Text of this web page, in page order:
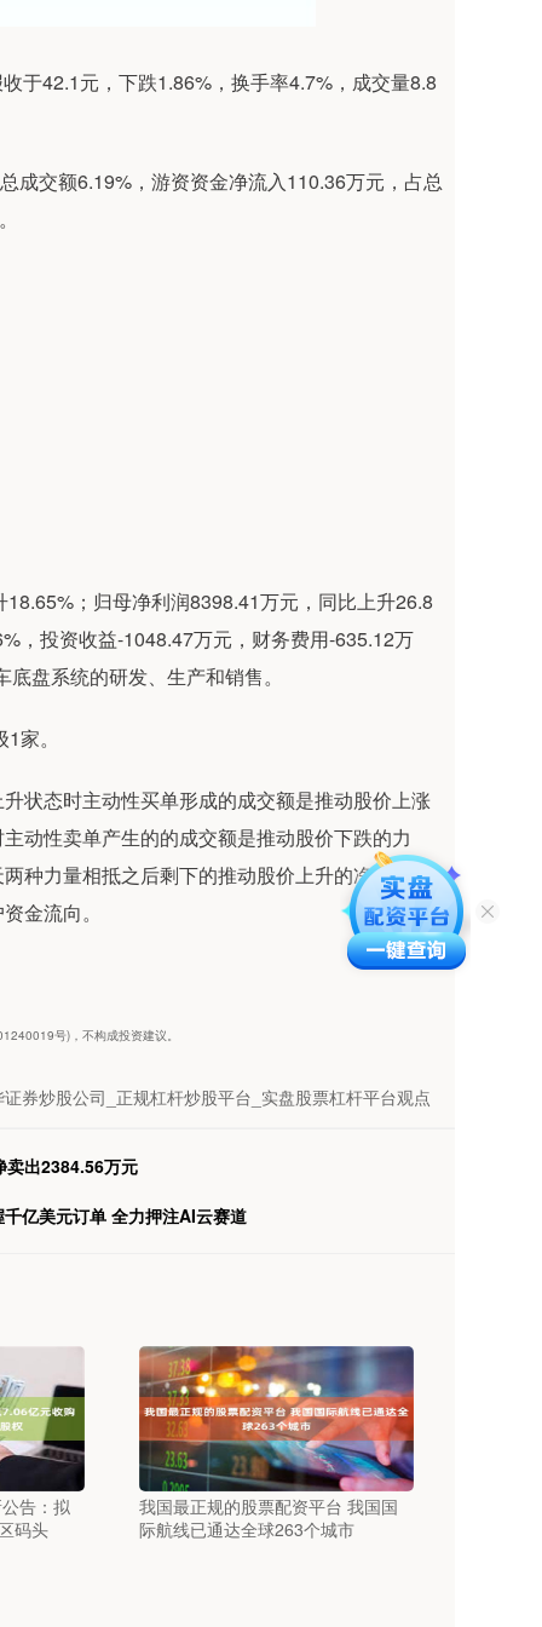
于42.1元，下跌1.86%，换手率4.7%，成交量8.8
成交额6.19%，游资资金净流入110.36万元，占总
；归母净利润8398.41万元，同比上升26.8
，投资收益-1048.47万元，财务费用-635.12万
盘系统的研发、生产和销售。
家。
状态时主动性买单形成的成交额是推动股价上涨
动性卖单产生的的成交额是推动股价下跌的力
种力量相抵之后剩下的推动股价上升的净力。通
金流向。
号)，不构成投资建议。
券炒股公司_正规杠杆炒股平台_实盘股票杠杆平台观点
卖出2384.56万元
亿美元订单 全力押注AI云赛道
告：拟
码头
我国最正规的股票配资平台 我国国
际航线已通达全球263个城市